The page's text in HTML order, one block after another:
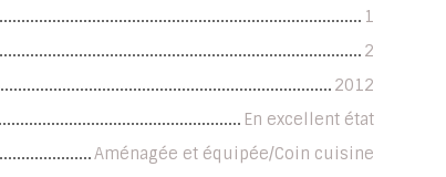
1
2
2012
En excellent état
Aménagée et équipée/Coin cuisine